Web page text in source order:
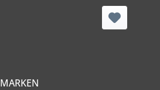
MARKEN